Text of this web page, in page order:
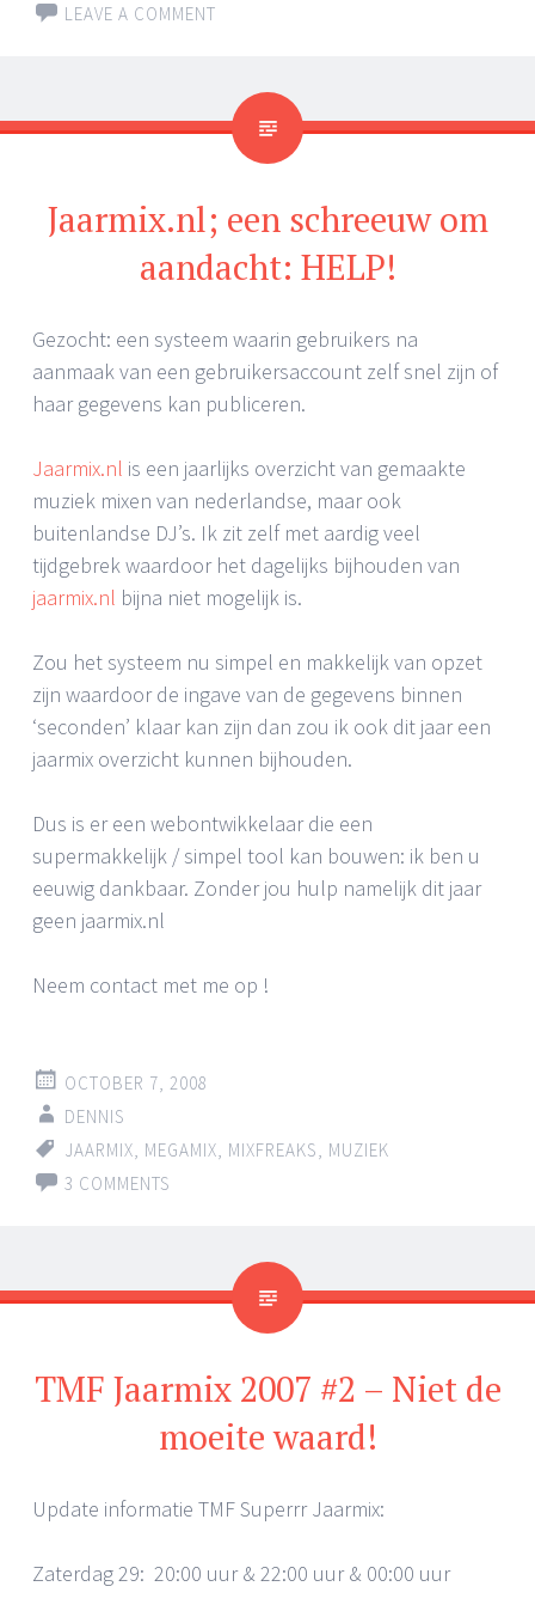
LEAVE A COMMENT
Jaarmix.nl; een schreeuw om
aandacht: HELP!
Gezocht: een systeem waarin gebruikers na
aanmaak van een gebruikersaccount zelf snel zijn of
haar gegevens kan publiceren.
Jaarmix.nl is een jaarlijks overzicht van gemaakte
muziek mixen van nederlandse, maar ook
buitenlandse DJ’s. Ik zit zelf met aardig veel
tijdgebrek waardoor het dagelijks bijhouden van
jaarmix.nl bijna niet mogelijk is.
Zou het systeem nu simpel en makkelijk van opzet
zijn waardoor de ingave van de gegevens binnen
‘seconden’ klaar kan zijn dan zou ik ook dit jaar een
jaarmix overzicht kunnen bijhouden.
Dus is er een webontwikkelaar die een
supermakkelijk / simpel tool kan bouwen: ik ben u
eeuwig dankbaar. Zonder jou hulp namelijk dit jaar
geen jaarmix.nl
Neem contact met me op !
OCTOBER 7, 2008
DENNIS
JAARMIX MEGAMIX MIXFREAKS
MUZIEK
3 COMMENTS
TMF Jaarmix 2007 #2 – Niet de
moeite waard!
Update informatie TMF Superrr Jaarmix:
Zaterdag 29: 20:00 uur & 22:00 uur & 00:00 uur